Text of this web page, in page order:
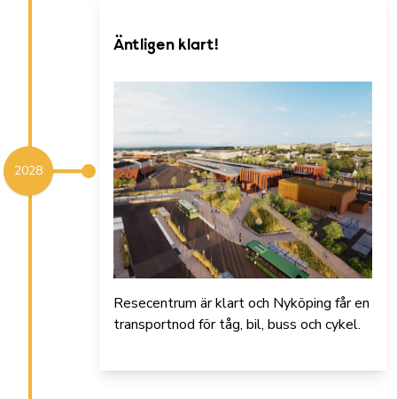
2028
Äntligen klart!
Resecentrum är klart och Nyköping får en
transportnod för tåg, bil, buss och cykel.